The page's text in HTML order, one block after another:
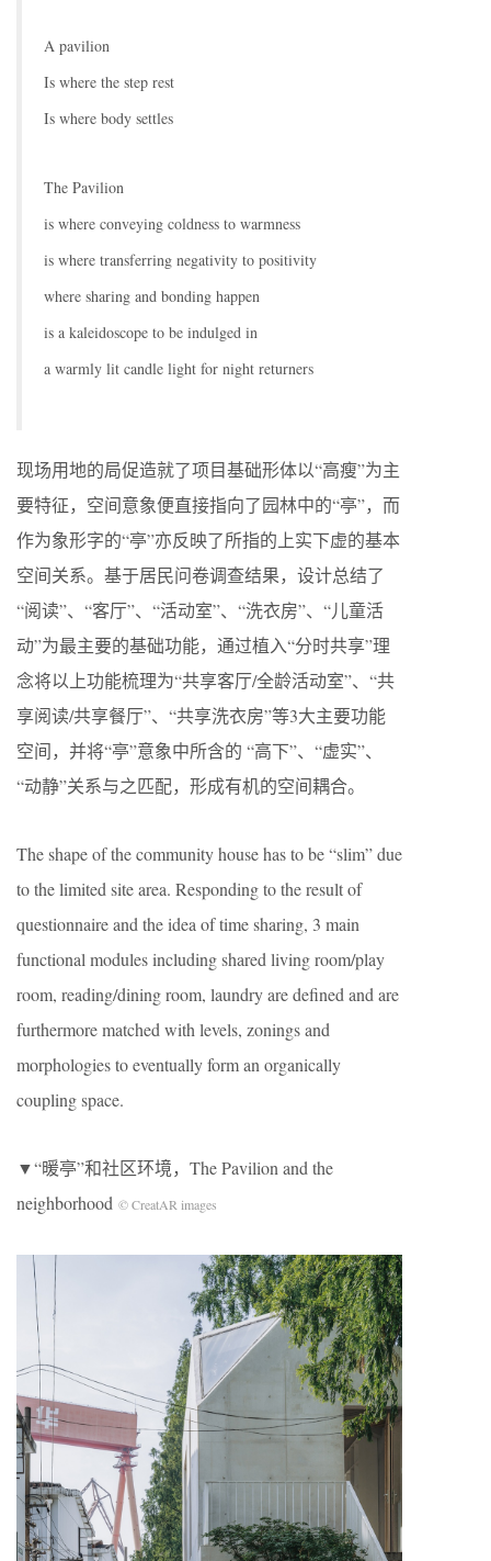
A pavilion
Is where the step rest
Is where body settles
The Pavilion
is where conveying coldness to warmness
is where transferring negativity to positivity
where sharing and bonding happen
is a kaleidoscope to be indulged in
a warmly lit candle light for night returners
现场用地的局促造就了项目基础形体以“高瘦”为主
要特征，空间意象便直接指向了园林中的“亭”，而
作为象形字的“亭”亦反映了所指的上实下虚的基本
空间关系。基于居民问卷调查结果，设计总结了
“阅读”、“客厅”、“活动室”、“洗衣房”、“儿童活
动”为最主要的基础功能，通过植入“分时共享”理
念将以上功能梳理为“共享客厅/全龄活动室”、“共
享阅读/共享餐厅”、“共享洗衣房”等3大主要功能
空间，并将“亭”意象中所含的 “高下”、“虚实”、
“动静”关系与之匹配，形成有机的空间耦合。
The shape of the community house has to be “slim” due
to the limited site area. Responding to the result of
questionnaire and the idea of time sharing, 3 main
functional modules including shared living room/play
room, reading/dining room, laundry are defined and are
furthermore matched with levels, zonings and
morphologies to eventually form an organically
coupling space.
▼“暖亭”和社区环境，The Pavilion and the
neighborhood © CreatAR images